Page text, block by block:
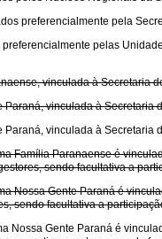
preferencialmente pela
pelas
vinculada à Secretaria
vinculada à Secretaria
vinculada à
Família Paranaense é
sendo facultativa a
Nossa Gente Paraná é
sendo facultativa a
Nossa Gente Paraná é